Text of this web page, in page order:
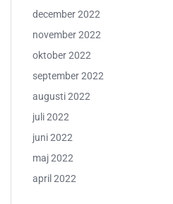
december 2022
november 2022
oktober 2022
september 2022
augusti 2022
juli 2022
juni 2022
maj 2022
april 2022